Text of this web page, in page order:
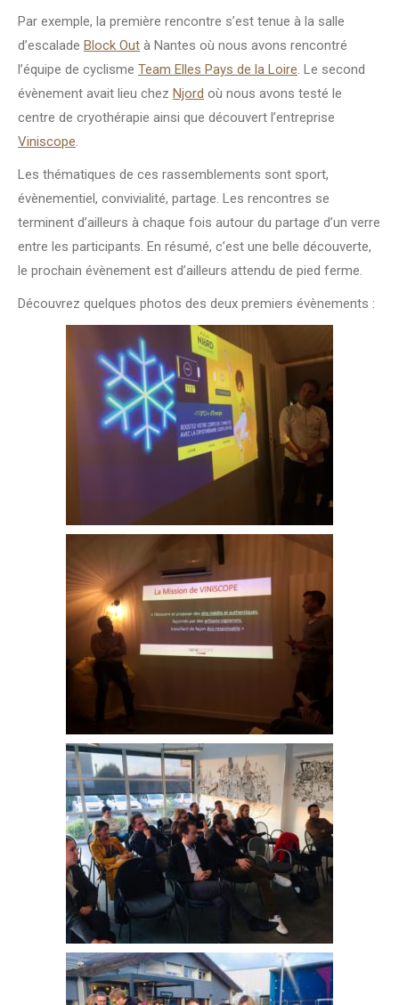
Par exemple, la première rencontre s’est tenue à la salle
d’escalade Block Out à Nantes où nous avons rencontré
l’équipe de cyclisme Team Elles Pays de la Loire. Le second
évènement avait lieu chez Njord où nous avons testé le
centre de cryothérapie ainsi que découvert l’entreprise
Viniscope.
Les thématiques de ces rassemblements sont sport,
évènementiel, convivialité, partage. Les rencontres se
terminent d’ailleurs à chaque fois autour du partage d’un verre
entre les participants. En résumé, c’est une belle découverte,
le prochain évènement est d’ailleurs attendu de pied ferme.
Découvrez quelques photos des deux premiers évènements :